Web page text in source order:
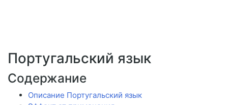
Португальский язык
Содержание
Описание Португальский язык